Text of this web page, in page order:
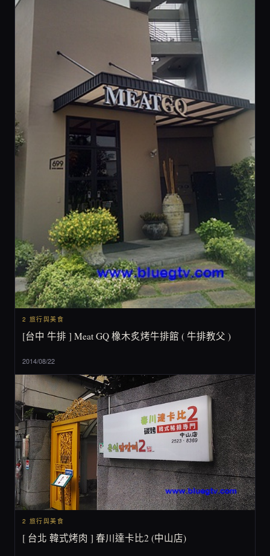
2 旅行與美食
[台中 牛排 ] Meat GQ 橡木炙烤牛排館 ( 牛排教父 )
2014/08/22
2 旅行與美食
[ 台北 韓式烤肉 ] 春川達卡比2 (中山店)